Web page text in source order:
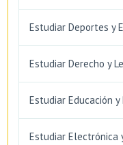
Estudiar Deportes y
Estudiar Derecho y
Estudiar Educación
Estudiar Electrónica